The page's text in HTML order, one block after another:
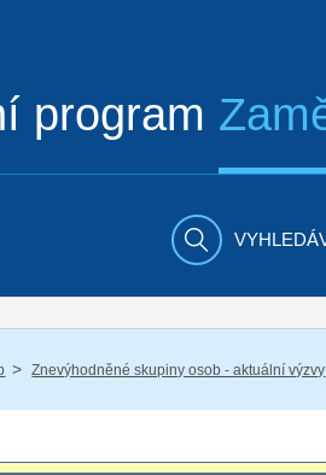
program
/ Znevýhodněné skupiny osob - aktuální výzvy